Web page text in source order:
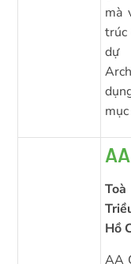
mà
trúc
dự
Hồ
AA